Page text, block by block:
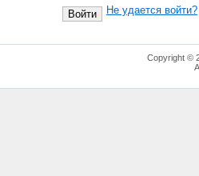
Не удается войти?
Copyright ©